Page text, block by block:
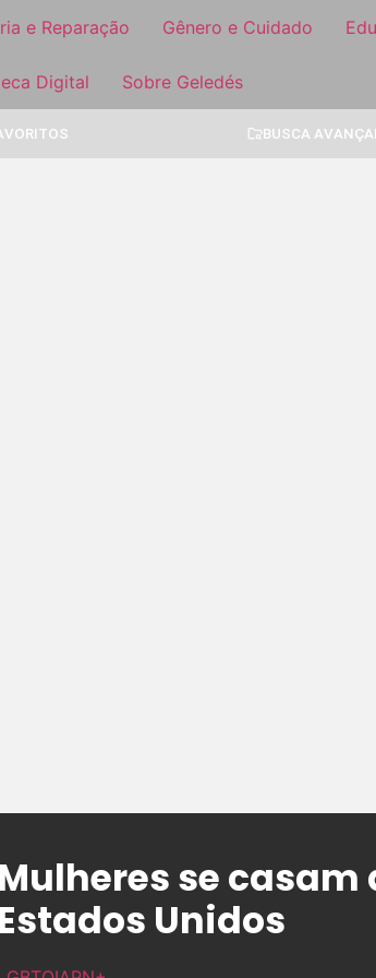
e Reparação Gênero e Cuidado
Digital Sobre Geledés
BUSCA
Mulheres se casam
Estados Unidos